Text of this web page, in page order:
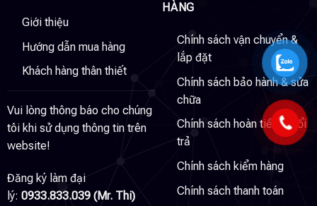
Giới thiệu
Hướng dẫn mua hàng
Khách hàng thân thiết
Vui lòng thông báo cho chúng
tôi khi sử dụng thông tin trên
website!
Đăng ký làm đại
lý: 0933.833.039 (Mr. Thi)
HÀNG
Chính sách vận chuyển &
lắp đặt
Chính sách bảo hành & sửa
chữa
Chính sách hoàn tiền & đổi
trả
Chính sách kiểm hàng
Chính sách thanh toán